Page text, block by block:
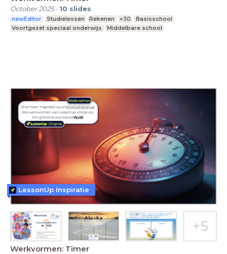
October 2025- 10 slides
newEditor Studielessen Rekenen +30
Basisschool
Voortgezet speciaal onderwijs
Middelbare school
Werkvormen: Timer
LessonUp Inspiratie